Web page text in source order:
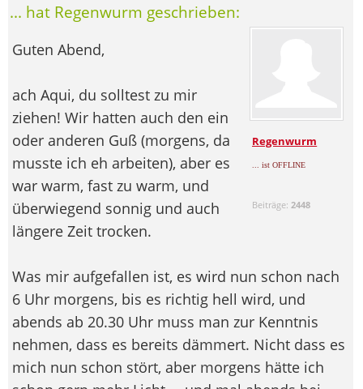
... hat Regenwurm geschrieben:
Regenwurm
... ist OFFLINE
Beiträge: 2448
Guten Abend,
ach Aqui, du solltest zu mir
ziehen! Wir hatten auch den ein
oder anderen Guß (morgens, da
musste ich eh arbeiten), aber es
war warm, fast zu warm, und
überwiegend sonnig und auch
längere Zeit trocken.
Was mir aufgefallen ist, es wird nun schon nach
6 Uhr morgens, bis es richtig hell wird, und
abends ab 20.30 Uhr muss man zur Kenntnis
nehmen, dass es bereits dämmert. Nicht dass es
mich nun schon stört, aber morgens hätte ich